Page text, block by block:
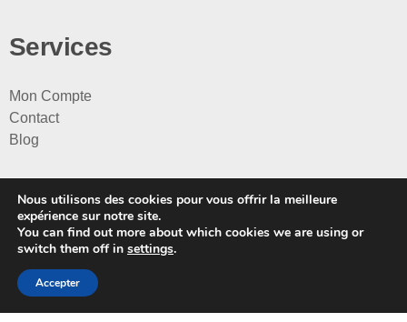
Services
Mon Compte
Contact
Blog
Categories
Pour Elle
Pour les Enfants
Nous utilisons des cookies pour vous offrir la meilleure
expérience sur notre site.
You can find out more about which cookies we are using or
switch them off in settings.
Accepter